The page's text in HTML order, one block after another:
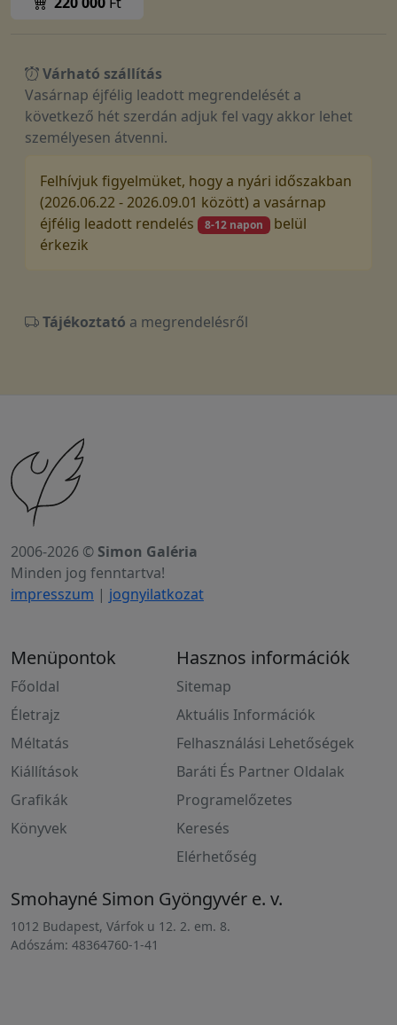
Várható szállítás
Vasárnap éjfélig leadott megrendelését a
következő hét szerdán adjuk fel vagy akkor lehet
személyesen átvenni.
Felhívjuk figyelmüket, hogy a nyári időszakban
(2026.06.22 - 2026.09.01 között) a vasárnap
éjfélig leadott rendelés
8-12 napon belül
érkezik
Tájékoztató a megrendelésről
2006-2026 © Simon Galéria
Minden jog fenntartva!
impresszum | jognyilatkozat
Menüpontok
Főoldal
Életrajz
Méltatás
Kiállítások
Grafikák
Könyvek
Hasznos információk
Sitemap
Aktuális Információk
Felhasználási Lehetőségek
Baráti És Partner Oldalak
Programelőzetes
Keresés
Elérhetőség
Smohayné Simon Gyöngyvér e. v.
1012 Budapest, Várfok u 12. 2. em. 8.
Adószám: 48364760-1-41